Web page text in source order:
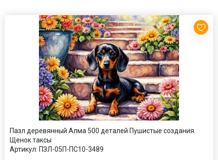
Пазл деревянный Алма 500 деталей Пушистые создания.
Щенок таксы
Артикул: ПЗЛ-05П-ПС10-3489